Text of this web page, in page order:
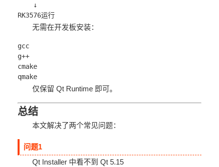
↓
RK3576运行
无需在开发板安装：
gcc
g++
cmake
qmake
仅保留 Qt Runtime 即可。
总结
本文解决了两个常见问题：
问题1
Qt Installer 中看不到 Qt 5.15